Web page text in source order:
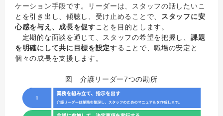
ケーション手段です。リーダーは、スタッフの話したいこ
とを引き出し、傾聴し、受け止めることで、
スタッフに安
心感を与え、成長を促すことを目的とします。
定期的な面談を通じて、スタッフの希望を把握し、 課題
を明確にして共に目標を設定することで、職場の安定と
個々の成長を支援します。
図 介護リーダー7つの勘所